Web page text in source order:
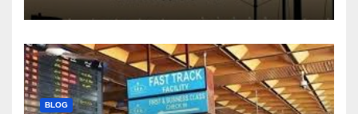
BLOG